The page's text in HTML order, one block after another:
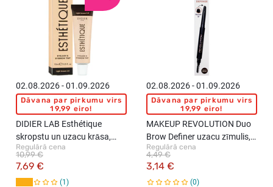
02.08.2026 - 01.09.2026
Dāvana par pirkumu virs
19,99 eiro!
DIDIER LAB Esthétique
skropstu un uzacu krāsa,
Light Brown, 15ml
Regulārā cena
7,69 €
10,99 €
1
02.08.2026 - 01.09.2026
Dāvana par pirkumu virs
19,99 eiro!
MAKEUP REVOLUTION Duo
Brow Definer uzacu zīmulis,
0.15g
Regulārā cena
3,14 €
4,49 €
0